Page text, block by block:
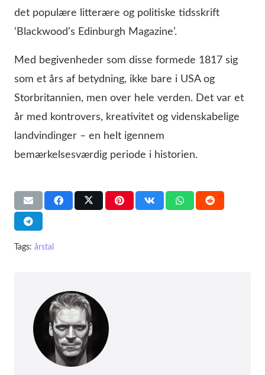
det populære litterære og politiske tidsskrift
‘Blackwood’s Edinburgh Magazine’.
Med begivenheder som disse formede 1817 sig
som et års af betydning, ikke bare i USA og
Storbritannien, men over hele verden. Det var et
år med kontrovers, kreativitet og videnskabelige
landvindinger – en helt igennem
bemærkelsesværdig periode i historien.
Tags: årstal